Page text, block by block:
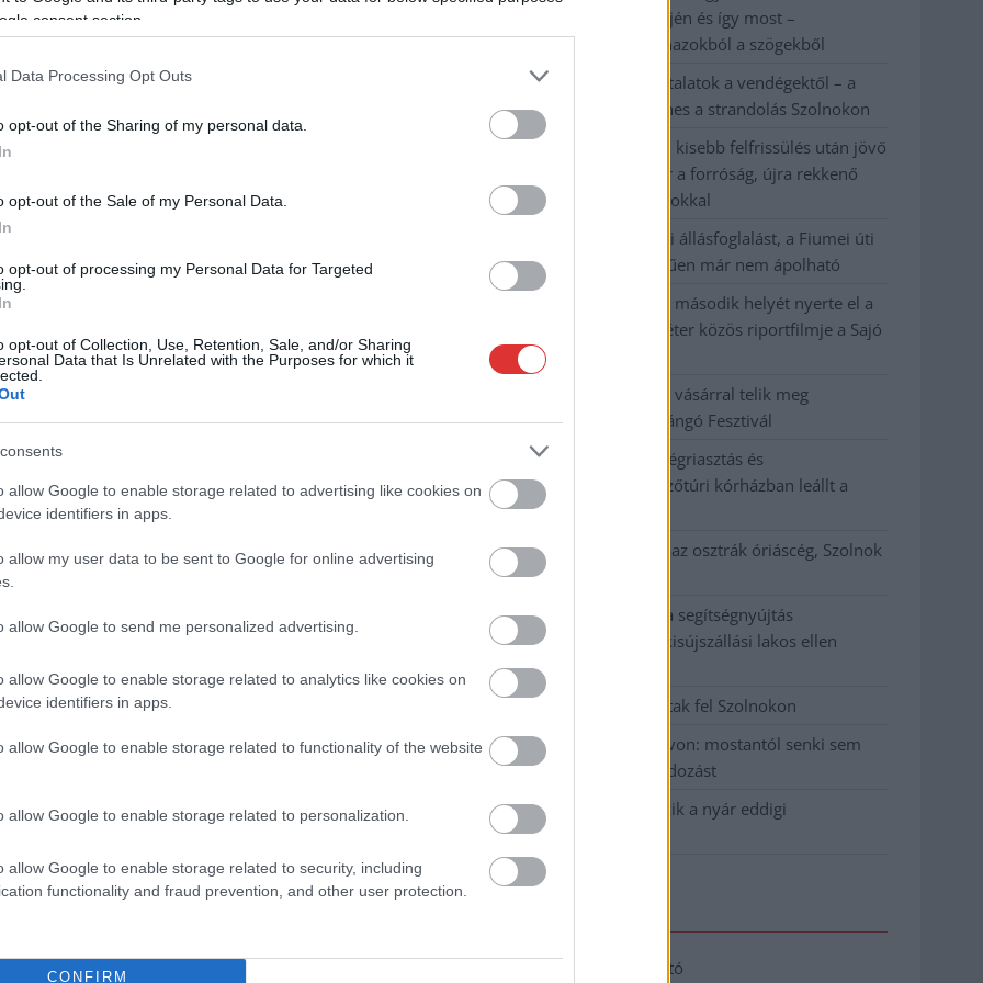
consent section.
Data Processing Opt Outs
opt-out of the Sharing of my personal data.
opt-out of the Sale of my Personal Data.
opt-out of processing my Personal Data for Targeted
opt-out of Collection, Use, Retention, Sale, and/or Sharing
Data that Is Unrelated with the Purposes for which it
allow Google to enable storage related to advertising like cookies on
identifiers in apps.
allow my user data to be sent to Google for online advertising
allow Google to send me personalized advertising.
allow Google to enable storage related to analytics like cookies on
identifiers in apps.
allow Google to enable storage related to functionality of the website
allow Google to enable storage related to personalization.
allow Google to enable storage related to security, including
functionality and fraud prevention, and other user protection.
CONFIRM
A Szolnoki Városüzemeltetési Kft. a
közösségi oldalán mutatta be, hogy javában
Strandfürdő környékén, ezúttal a konyhai és
étterem és büfé fogja várni a látogatókat,
Városüzemeltetés
Csak sajnálhatjuk, hogy még egy kórházi
büfénél is ennyire kijön az országos
Jászberény,jászberényi kórház,kiskereskedelem,üzemeltető
évvel ezelőtti árvíz idején és így most –
fotógyűjtemény ugyanazokból a szögekből
Ilyenek eddig a tapasztalatok a vendégektől – a
hőhullám miatt ingyenes a strandolás Szolnokon
Nem biztató: a hétvégi kisebb felfrissülés után jövő
héten megint visszatér a forróság, újra rekkenő
hőség jön, akár 38 fokokkal
Közzétették a szakértői állásfoglalást, a Fiumei úti
fák többsége szakszerűen már nem ápolható
A MÚOSZ sajtódíjának második helyét nyerte el a
Borsod24 és a Paraméter közös riportfilmje a Sajó
szennyezéséről
Tánccal, zeneszóval és vásárral telik meg
Jászberény, indul a Csángó Fesztivál
Meghosszabbított hőségriasztás és
vízkorlátozások, a mezőtúri kórházban leállt a
klíma
Átszervezi működését az osztrák óriáscég, Szolnok
is érintett
Tragédiába torkollott a segítségnyújtás
elmulasztása, három kisújszállási lakos ellen
emeltek vádat
Hatalmas lángok csaptak fel Szolnokon
Vízitraffipax a Tisza-tavon: mostantól senki sem
úszhatja meg a száguldozást
Szolnokra is megérkezik a nyár eddigi
legkeményebb napja
Adatkezelési tájékoztató